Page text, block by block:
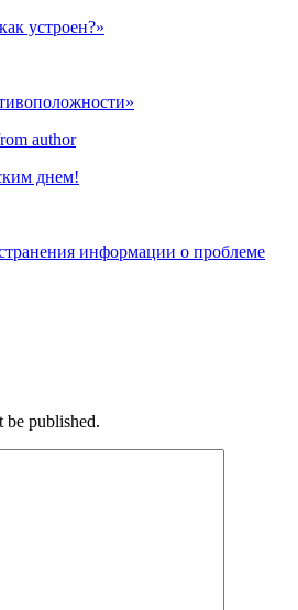
устроен?»
author
днем!
информации о проблеме
be published.